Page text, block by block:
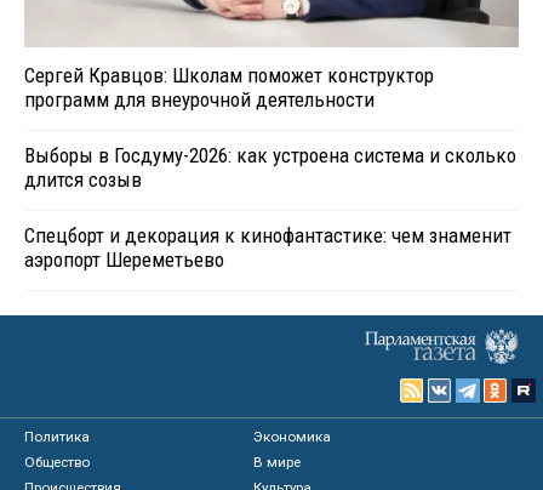
Сергей Кравцов: Школам поможет конструктор
программ для внеурочной деятельности
Выборы в Госдуму-2026: как устроена система и сколько
длится созыв
Спецборт и декорация к кинофантастике: чем знаменит
аэропорт Шереметьево
Политика
Экономика
Общество
В мире